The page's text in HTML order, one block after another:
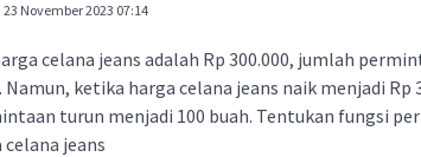
23 November 2023 07:14
celana jeans adalah Rp 300.000, jumlah
Namun, ketika harga celana jeans naik menjadi Rp
turun menjadi 100 buah. Tentukan fungsi
celana jeans